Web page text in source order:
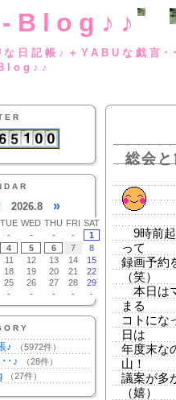
Blog♪♪
な日記帳♪
2026.8 »
TUE WED THU FRI SAT
- - - -
1
4 5 6 7
8
11 12 13 14
15
18 19 20 21
22
25 26 27 28
29
- - - - -
♪ （5972件）
･♪ （28件）
（27件）
総会
9時前起
って
録画予約
（笑）
本日は
まる
コトにな
日は
年度末な
山！
議案が多
（嬉）